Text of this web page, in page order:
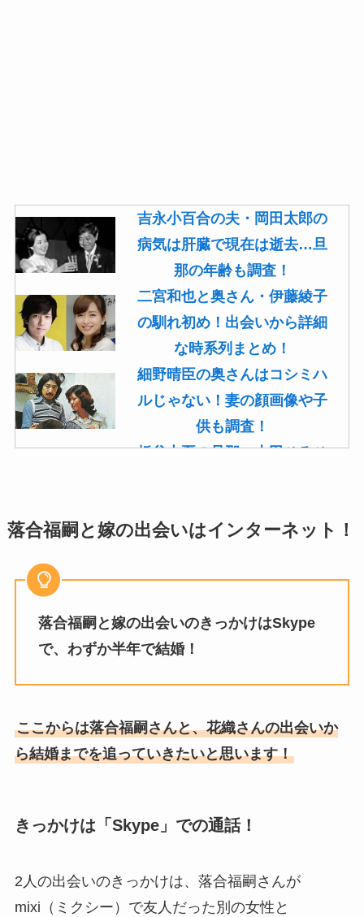
吉永小百合の夫・岡田太郎の
病気は肝臓で現在は逝去…旦
那の年齢も調査！
二宮和也と奥さん・伊藤綾子
の馴れ初め！出会いから詳細
な時系列まとめ！
細野晴臣の奥さんはコシミハ
ルじゃない！妻の顔画像や子
供も調査！
板谷由夏の旦那・古田ひろひ
菊池桃子の旦那・新原浩朗(官
馴れ初めも調査！
の結婚の馴れ初め！夫の会社
や収入に妊娠の噂も調査！
斉藤由貴と夫・小井延安はモ
離婚しない理由も調査！
藤崎奈々子の旦那・森下一喜
バい！子供情報も調査！
落合福嗣と嫁の出会いはインターネット！
落合福嗣と嫁の出会いのきっかけはSkype
で、わずか半年で結婚！
ここからは落合福嗣さんと、花織さんの出会いか
ら結婚までを追っていきたいと思います！
きっかけは「Skype」での通話！
2人の出会いのきっかけは、落合福嗣さんが
mixi（ミクシー）で友人だった別の女性と